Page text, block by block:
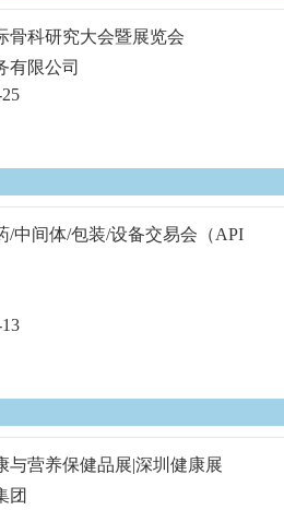
骨科研究大会暨展览会
有限公司
/中间体/包装/设备交易会（API
与营养保健品展|深圳健康展
团